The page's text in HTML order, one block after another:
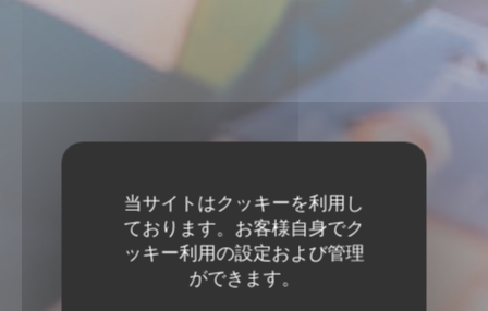
当サイトはクッキーを利用し
ております。お客様自身でク
ッキー利用の設定および管理
ができます。